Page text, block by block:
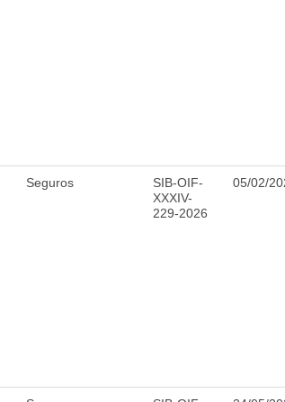
Seguros
SIB-OIF-
XXXIV-
229-2026
05/02/